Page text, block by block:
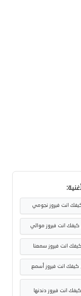
كيفك انت فيروز نجومي
كيفك انت فيروز موالي
كيفك انت فيروز سمعنا
كيفك انت فيروز أسمع
كيفك انت فيروز دندنها